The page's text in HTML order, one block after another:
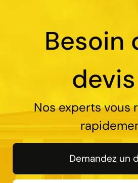
Besoin
Nos experts vous
Demandez un